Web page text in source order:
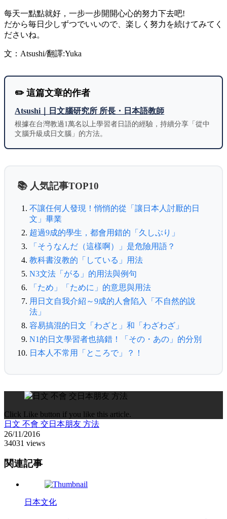
每天一點點就好，一步一步開開心心的努力下去吧!
だから毎日少しずつでいいので、楽しく努力を続けてみてく
ださいね。
文：Atsushi/翻譯:Yuka
✏️ 這篇文章的作者
Atsushi｜日文腦研究所 所長・日本語教師
根據在台灣教過1萬名以上學習者日語的經驗，持續分享「從中
文腦升級成日文腦」的方法。
📚 人気記事TOP10
不讓任何人發現！悄悄的從「讓日本人討厭的日
文」畢業
超過9成的學生，都會用錯的「久しぶり」
「そうなんだ（這樣啊）」是危險用語？
教科書沒教的「している」用法
N3文法「がる」的用法與例句
「ため」「ために」的意思與用法
用日文自我介紹～9成的人會陷入「不自然的說
法」
容易搞混的日文「わざと」和「わざわざ」
N1的日文學習者也搞錯！「その・あの」的分別
日本人不常用「ところで」？！
Click Like button if you like this article.
日文 不會 交日本朋友 方法
26/11/2016
34031 views
関連記事
日本文化